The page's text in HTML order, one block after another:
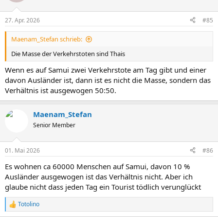
27. Apr. 2026 #85
Maenam_Stefan schrieb:
Die Masse der Verkehrstoten sind Thais
Wenn es auf Samui zwei Verkehrstote am Tag gibt und einer
davon Ausländer ist, dann ist es nicht die Masse, sondern das
Verhältnis ist ausgewogen 50:50.
Maenam_Stefan
Senior Member
01. Mai 2026 #86
Es wohnen ca 60000 Menschen auf Samui, davon 10 %
Ausländer ausgewogen ist das Verhältnis nicht. Aber ich
glaube nicht dass jeden Tag ein Tourist tödlich verunglückt
R
e
Totolino